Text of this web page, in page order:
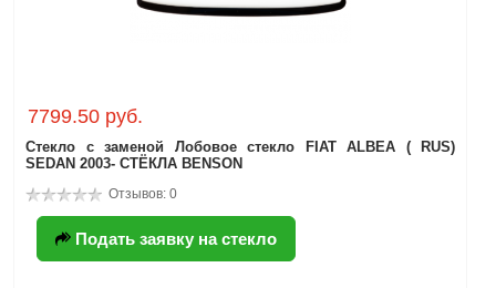
7799.50 руб.
Стекло с заменой Лобовое стекло FIAT ALBEA ( RUS)
SEDAN 2003- СТЁКЛА BENSON
Отзывов: 0
Подать заявку на стекло